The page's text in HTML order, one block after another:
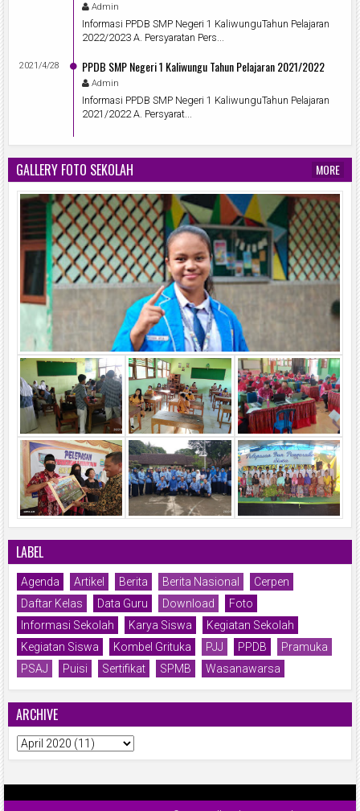
Admin
Informasi PPDB SMP Negeri 1 KaliwunguTahun Pelajaran
2022/2023 A. Persyaratan Pers...
PPDB SMP Negeri 1 Kaliwungu Tahun Pelajaran 2021/2022
Admin
2021/4/28
Informasi PPDB SMP Negeri 1 KaliwunguTahun Pelajaran
2021/2022 A. Persyarat...
GALLERY FOTO SEKOLAH MORE
LABEL
Agenda Artikel Berita Berita Nasional
Cerpen
Daftar Kelas
Data Guru Download
Foto
Informasi Sekolah
Karya Siswa
Kegiatan Sekolah
Kegiatan Siswa
Kombel Grituka PJJ PPDB
Pramuka
PSAJ
Puisi Sertifikat SPMB Wasanawarsa
ARCHIVE